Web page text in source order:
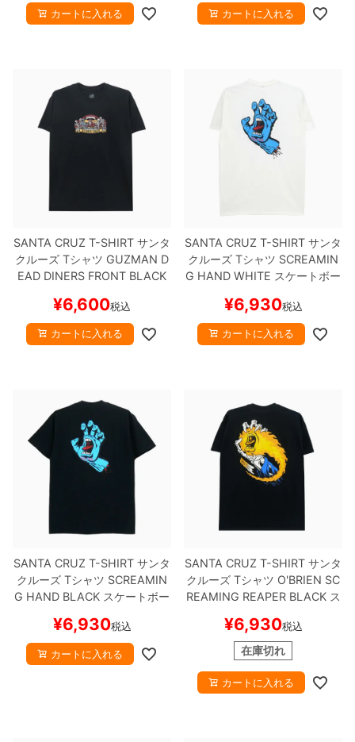
カートに入れる カートに入れる
SANTA CRUZ T-SHIRT サンタ
クルーズ Tシャツ GUZMAN D
EAD DINERS FRONT BLACK
¥6,600税込
カートに入れる
SANTA CRUZ T-SHIRT サンタ
クルーズ Tシャツ SCREAMIN
G HAND WHITE スケートボー
¥6,930税込
カートに入れる
SANTA CRUZ T-SHIRT サンタ
クルーズ Tシャツ SCREAMIN
G HAND BLACK スケートボー
¥6,930税込
カートに入れる
SANTA CRUZ T-SHIRT サンタ
クルーズ Tシャツ O'BRIEN SC
REAMING REAPERBLACKス
¥6,930税込
在庫切れ
カートに入れる